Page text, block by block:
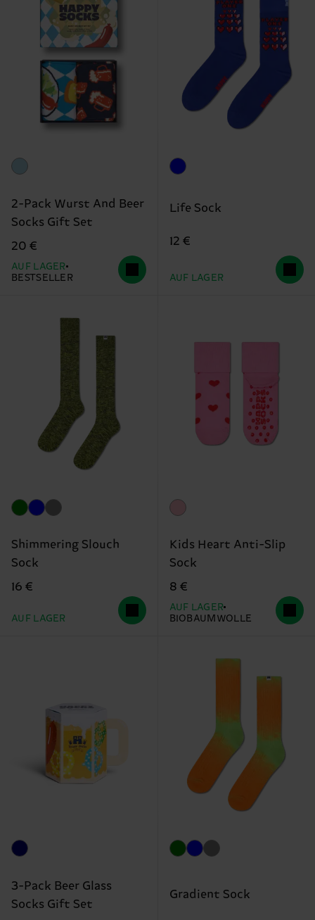
2-Pack Wurst And Beer
Socks Gift Set
20 €
AUF LAGER
BESTSELLER
Life Sock
12 €
AUF LAGER
Shimmering Slouch
Sock
16 €
AUF LAGER
Kids Heart Anti-Slip
Sock
8 €
AUF LAGER
BIOBAUMWOLLE
3-Pack Beer Glass
Socks Gift Set
Gradient Sock